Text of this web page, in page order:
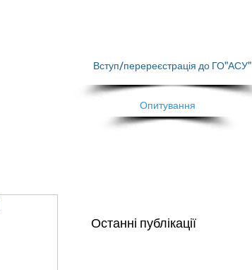
Опитування
Останні публікації
Вступ/перереєстрація до ГО"АСУ"